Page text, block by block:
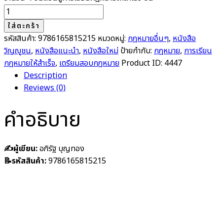
ใส่ตะกร้า
รหัสสินค้า: 9786165815215 หมวดหมู่: กฎหมายอื่นๆ, หนังสือ
วิญญูชน, หนังสือแนะนำ, หนังสือใหม่ ป้ายกำกับ: กฎหมาย, การเรียน
กฎหมายให้สำเร็จ, เตรียมสอบกฎหมาย Product ID: 4447
Description
Reviews (0)
คำอธิบาย
✍️ผู้เขียน:อภิรัฐ บุญทอง
📝รหัสสินค้า:9786165815215